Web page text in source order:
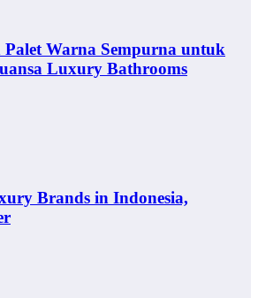
Warna Sempurna untuk
Luxury Bathrooms
Brands in Indonesia,